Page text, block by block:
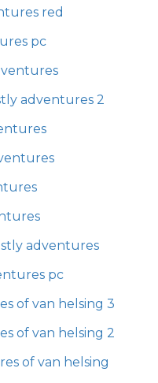
red
pc
adventures 2
adventures
pc
of van helsing 3
of van helsing 2
of van helsing